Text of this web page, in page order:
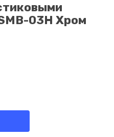
03H Хром